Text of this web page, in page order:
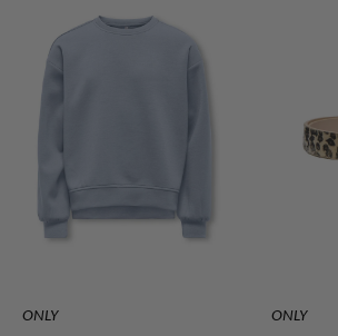
ONLY ONLY